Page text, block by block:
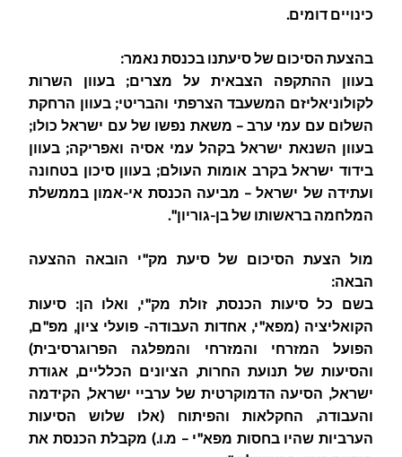
כינויים דומים.
בהצעת הסיכום של סיעתנו בכנסת נאמר:
בעוון ההתקפה הצבאית על מצרים; בעוון השרות
לקולוניאליזם המשעבד הצרפתי והבריטי; בעוון הרחקת
השלום עם עמי ערב – משאת נפשו של עם ישראל כולו;
בעוון השנאת ישראל בקהל עמי אסיה ואפריקה; בעוון
בידוד ישראל בקרב אומות העולם; בעוון סיכון בטחונה
ועתידה של ישראל – מביעה הכנסת אי-אמון בממשלת
המלחמה בראשותו של בן-גוריון".
מול הצעת הסיכום של סיעת מק"י הובאה ההצעה
הבאה:
בשם כל סיעות הכנסת, זולת מק"י, ואלו הן: סיעות
הקואליציה (מפא"י, אחדות העבודה- פועלי ציון, מפ"ם,
הפועל המזרחי והמזרחי והמפלגה הפרוגרסיבית)
והסיעות של תנועת החרות, הציונים הכלליים, אגודת
ישראל, הסיעה הדמוקרטית של ערביי ישראל, הקידמה
והעבודה, החקלאות והפיתוח (אלו שלוש הסיעות
הערביות שהיו בחסות מפא"י – מ.ו.) מקבלת הכנסת את